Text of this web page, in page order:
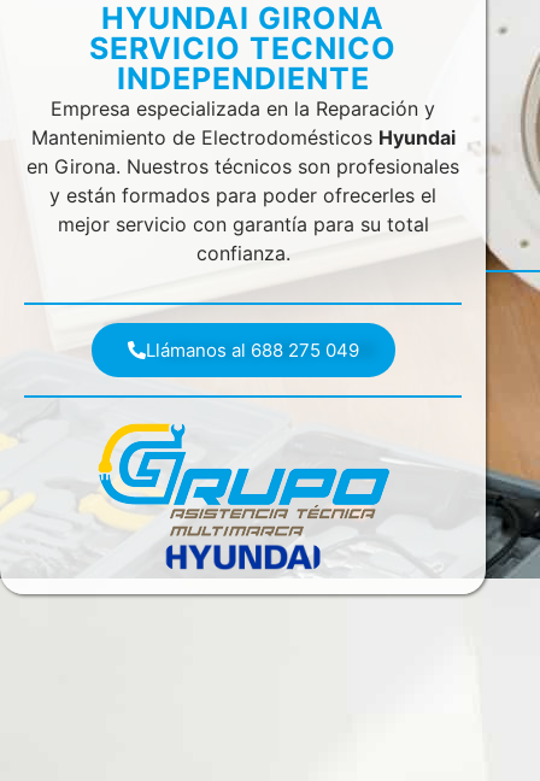
HYUNDAI GIRONA
SERVICIO TECNICO
INDEPENDIENTE
Empresa especializada en la Reparación y
Mantenimiento de Electrodomésticos Hyundai
en Girona. Nuestros técnicos son profesionales
y están formados para poder ofrecerles el
mejor servicio con garantía para su total
confianza.
Llámanos al 688 275 049